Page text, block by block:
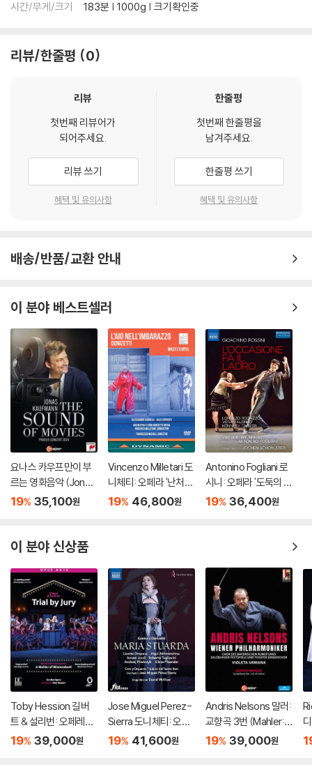
문의 바랍니다.
부담 후 처리 가능합니다.
3) 스틸북 한정판, 초회 한정판의 경우 제작 수량이 한정되어 있고, 택배
택을 부탁드립니다.
4) 한정판 상품의 변심, 오구매로 인한 반품은 회송된 상품의 상태 확인 후
진행이 가능합니다. 택배 이동 중 파손이 발생하지 않도록 완충 포장을 부
시간/무게/크기
183분 | 1000g | 크기확인중
리뷰/한줄평 0
리뷰
첫번째 리뷰어가
되어주세요.
리뷰 쓰기
혜택 및 유의사항
한줄평
첫번째 한줄평을
남겨주세요.
한줄평 쓰기
혜택 및 유의사항
배송/반품/교환 안내
이 분야 베스트셀러
요나스 카우프만이 부
르는 영화음악 (Jonas
Kaufmann: The Sou
19% 35,100원
Vincenzo Milletari 도
니체티: 오페라 '난처한
가정교사' (Donizetti:
19% 46,800원
Antonino Fogliani 로
시니: 오페라 '도둑의 기
회' (Rossini: L'Occasi
19% 36,400원
이 분야 신상품
Toby Hession 길버
트 & 설리번: 오페레타 `
배심재판` 외 (Gilbert
19% 39,000원
Jose Miguel Perez-
Sierra 도니체티: 오페
라 `마리아 스투아르다`
19% 41,600원
Andris Nelsons 말러:
교향곡 3번 (Mahler: S
ymphony No.3)
19% 39,000원